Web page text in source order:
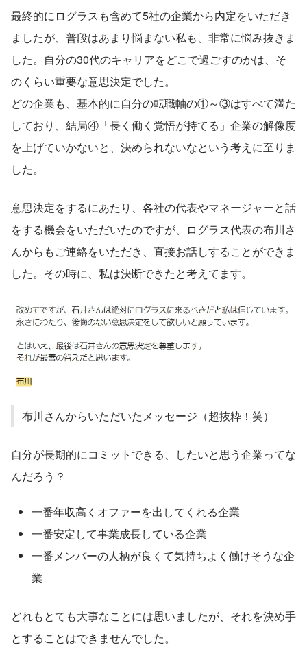
最終的にログラスも含めて5社の企業から内定をいただき
ましたが、普段はあまり悩まない私も、非常に悩み抜きま
した。自分の30代のキャリアをどこで過ごすのかは、そ
のくらい重要な意思決定でした。
どの企業も、基本的に自分の転職軸の①～③はすべて満た
しており、結局④「長く働く覚悟が持てる」企業の解像度
を上げていかないと、決められないなという考えに至りま
した。
意思決定をするにあたり、各社の代表やマネージャーと話
をする機会をいただいたのですが、ログラス代表の布川さ
んからもご連絡をいただき、直接お話しすることができま
した。その時に、私は決断できたと考えてます。
布川さんからいただいたメッセージ（超抜粋！笑）
自分が長期的にコミットできる、したいと思う企業ってな
んだろう？
一番年収高くオファーを出してくれる企業
一番安定して事業成長している企業
一番メンバーの人柄が良くて気持ちよく働けそうな企
業
どれもとても大事なことには思いましたが、それを決め手
とすることはできませんでした。